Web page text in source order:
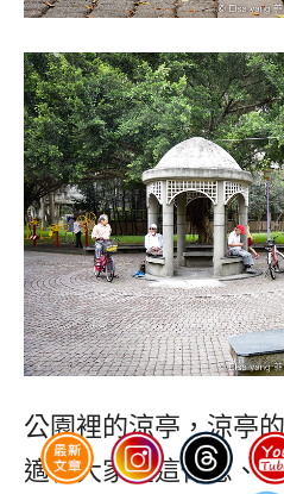
公園裡的涼亭，涼亭
適合大家在這休息、